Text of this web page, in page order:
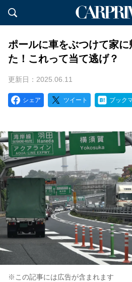
ポールに車をぶつけて家に
た！これって当て逃げ？
更新日：2025.06.11
シェア ツイート ブック
※この記事には広告が含まれます